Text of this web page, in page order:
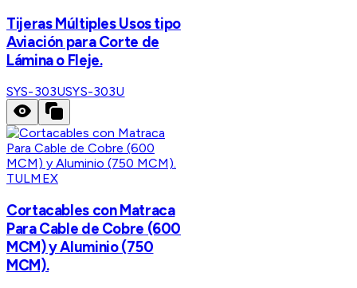
Tijeras Múltiples Usos tipo
Aviación para Corte de
Lámina o Fleje.
SYS-303USYS-303U
TULMEX
Cortacables con Matraca
Para Cable de Cobre (600
MCM) y Aluminio (750
MCM).